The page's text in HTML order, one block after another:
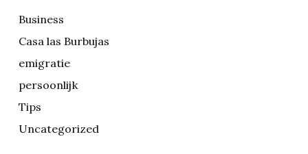
Business
Casa las Burbujas
emigratie
persoonlijk
Tips
Uncategorized